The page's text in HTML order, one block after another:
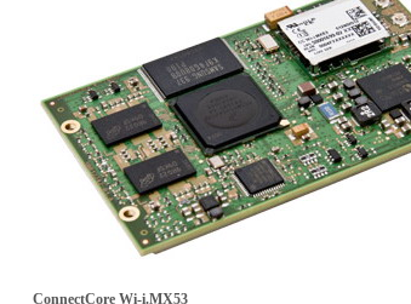
海外生
グロー
制御セ
新型コ
ConnectCore Wi-i.MX53